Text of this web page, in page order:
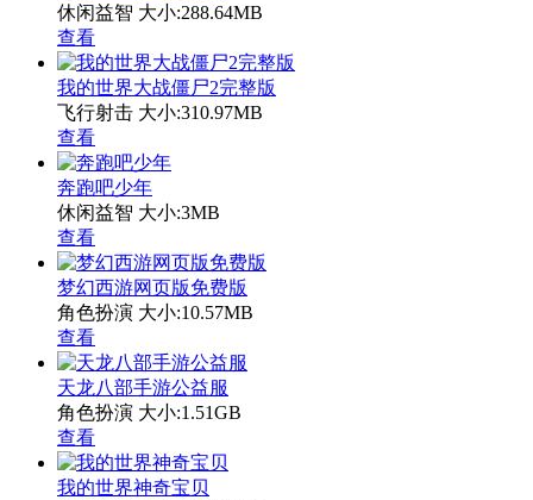
休闲益智 大小:288.64MB
查看
我的世界大战僵尸2完整版
飞行射击 大小:310.97MB
查看
奔跑吧少年
休闲益智 大小:3MB
查看
梦幻西游网页版免费版
角色扮演 大小:10.57MB
查看
天龙八部手游公益服
角色扮演 大小:1.51GB
查看
我的世界神奇宝贝